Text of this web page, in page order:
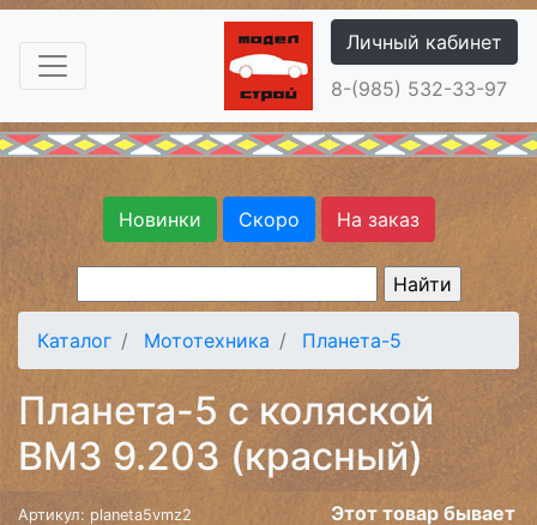
Личный кабинет
8-(985) 532-33-97
Новинки Скоро На заказ
Каталог Мототехника Планета-5
Планета-5 с коляской
ВМЗ 9.203 (красный)
Артикул: planeta5vmz2
Этот товар бывает